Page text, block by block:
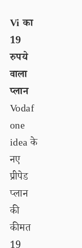
Vi का
19
रुपये
वाला
प्लान
Vodaf
one
idea के
नए
प्रीपेड
प्लान
की
कीमत